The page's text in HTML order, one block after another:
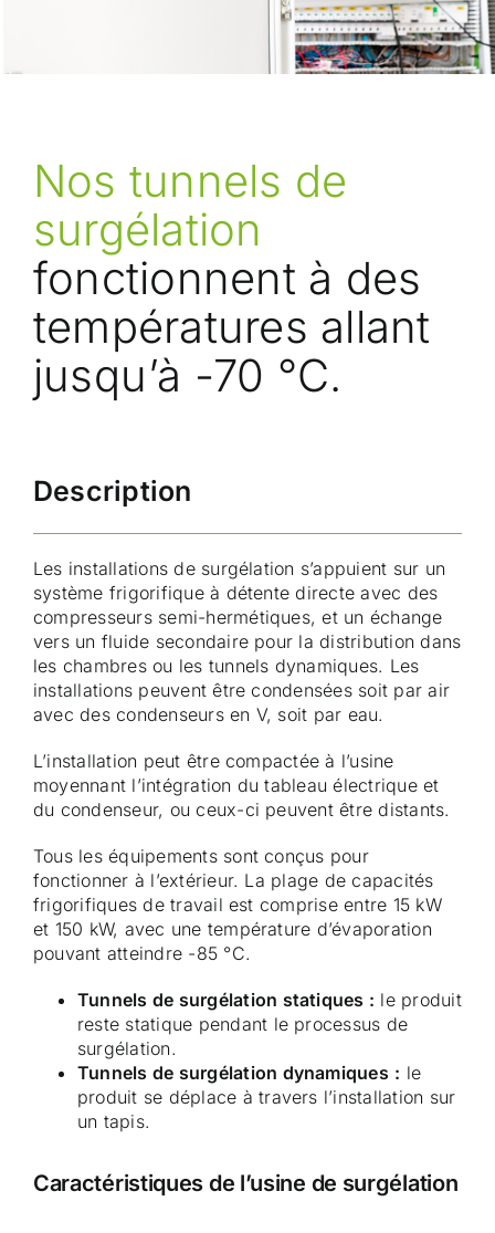
Nos tunnels de
surgélation
fonctionnent à des
températures allant
jusqu’à -70 °C.
Description
Les installations de surgélation s’appuient sur un
système frigorifique à détente directe avec des
compresseurs semi-hermétiques, et un échange
vers un fluide secondaire pour la distribution dans
les chambres ou les tunnels dynamiques. Les
installations peuvent être condensées soit par air
avec des condenseurs en V, soit par eau.
L’installation peut être compactée à l’usine
moyennant l’intégration du tableau électrique et
du condenseur, ou ceux-ci peuvent être distants.
Tous les équipements sont conçus pour
fonctionner à l’extérieur. La plage de capacités
frigorifiques de travail est comprise entre 15 kW
et 150 kW, avec une température d’évaporation
pouvant atteindre -85 °C.
Tunnels de surgélation statiques : le produit
reste statique pendant le processus de
surgélation.
Tunnels de surgélation dynamiques : le
produit se déplace à travers l’installation sur
un tapis.
Caractéristiques de l’usine de surgélation